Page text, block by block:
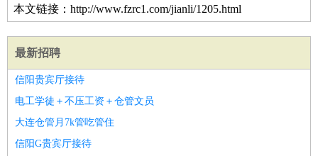
本文链接：http://www.fzrc1.com/jianli/1205.html
最新招聘
信阳贵宾厅接待
电工学徒＋不压工资＋仓管文员
大连仓管月7k管吃管住
信阳G贵宾厅接待